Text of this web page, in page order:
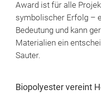
Award ist für alle
symbolischer Erfolg –
Bedeutung und kann
Materialien ein
Sauter.
Biopolyester vereint